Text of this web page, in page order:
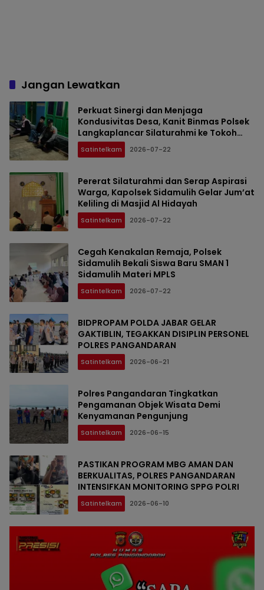
Jangan Lewatkan
Perkuat Sinergi dan Menjaga
Kondusivitas Desa, Kanit Binmas Polsek
Langkaplancar Silaturahmi ke Tokoh
Agama Jayasari
Satintelkam 2026-07-22
Pererat Silaturahmi dan Serap Aspirasi
Warga, Kapolsek Sidamulih Gelar Jum’at
Keliling di Masjid Al Hidayah
Satintelkam 2026-07-22
Cegah Kenakalan Remaja, Polsek
Sidamulih Bekali Siswa Baru SMAN 1
Sidamulih Materi MPLS
Satintelkam 2026-07-22
BIDPROPAM POLDA JABAR GELAR
GAKTIBLIN, TEGAKKAN DISIPLIN PERSONEL
POLRES PANGANDARAN
Satintelkam 2026-06-21
Polres Pangandaran Tingkatkan
Pengamanan Objek Wisata Demi
Kenyamanan Pengunjung
Satintelkam 2026-06-15
PASTIKAN PROGRAM MBG AMAN DAN
BERKUALITAS, POLRES PANGANDARAN
INTENSIFKAN MONITORING SPPG POLRI
Satintelkam 2026-06-10